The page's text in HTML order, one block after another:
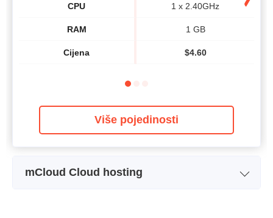
CPU
RAM
Cijena
1 x 2.40GHz
1 GB
$4.60
Više pojedinosti
mCloud Cloud hosting